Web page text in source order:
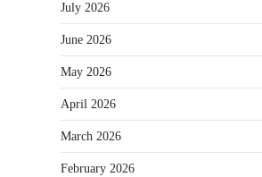
July 2026
June 2026
May 2026
April 2026
March 2026
February 2026